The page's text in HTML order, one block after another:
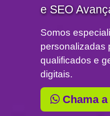
e SEO
Somos
personalizadas
qualificados e
digitais.
Chama